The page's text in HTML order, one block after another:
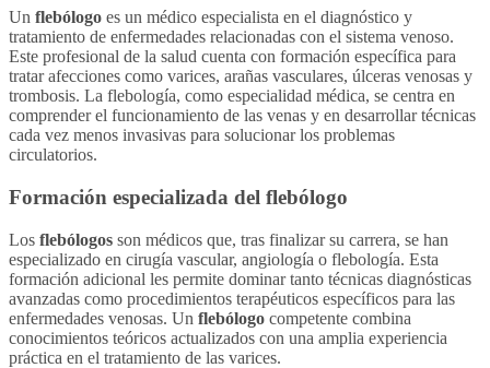
Un flebólogo es un médico especialista en el diagnóstico y
tratamiento de enfermedades relacionadas con el sistema venoso.
Este profesional de la salud cuenta con formación específica para
tratar afecciones como varices, arañas vasculares, úlceras venosas y
trombosis. La flebología, como especialidad médica, se centra en
comprender el funcionamiento de las venas y en desarrollar técnicas
cada vez menos invasivas para solucionar los problemas
circulatorios.
Formación especializada del flebólogo
Los flebólogos son médicos que, tras finalizar su carrera, se han
especializado en cirugía vascular, angiología o flebología. Esta
formación adicional les permite dominar tanto técnicas diagnósticas
avanzadas como procedimientos terapéuticos específicos para las
enfermedades venosas. Un flebólogo competente combina
conocimientos teóricos actualizados con una amplia experiencia
práctica en el tratamiento de las varices.